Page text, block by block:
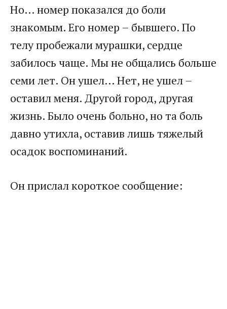
Но… номер показался до боли
знакомым. Его номер – бывшего. По
телу пробежали мурашки, сердце
забилось чаще. Мы не общались больше
семи лет. Он ушел… Нет, не ушел –
оставил меня. Другой город, другая
жизнь. Было очень больно, но та боль
давно утихла, оставив лишь тяжелый
осадок воспоминаний.
Он прислал короткое сообщение: